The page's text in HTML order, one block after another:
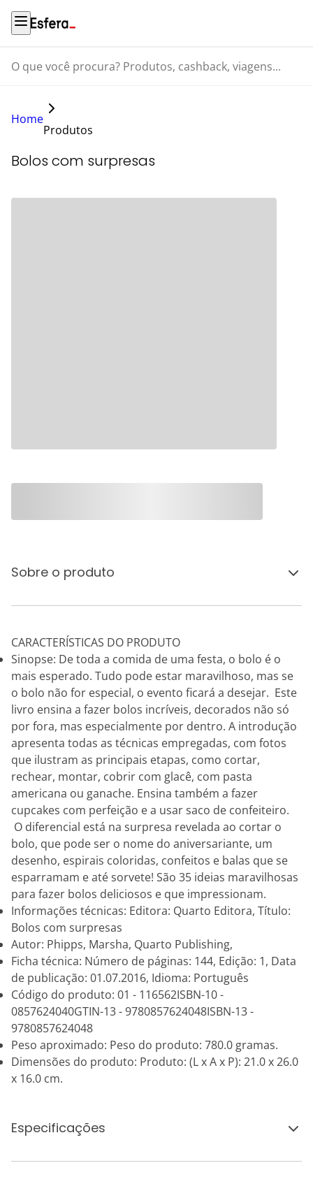
O que você procura? Produtos, cashback, viagens...
Home
Produtos
Bolos com surpresas
Sobre o produto
CARACTERÍSTICAS DO PRODUTO
Sinopse: De toda a comida de uma festa, o bolo é o
mais esperado. Tudo pode estar maravilhoso, mas se
o bolo não for especial, o evento ficará a desejar. Este
livro ensina a fazer bolos incríveis, decorados não só
por fora, mas especialmente por dentro. A introdução
apresenta todas as técnicas empregadas, com fotos
que ilustram as principais etapas, como cortar,
rechear, montar, cobrir com glacê, com pasta
americana ou ganache. Ensina também a fazer
cupcakes com perfeição e a usar saco de confeiteiro.
O diferencial está na surpresa revelada ao cortar o
bolo, que pode ser o nome do aniversariante, um
desenho, espirais coloridas, confeitos e balas que se
esparramam e até sorvete! São 35 ideias maravilhosas
para fazer bolos deliciosos e que impressionam.
Informações técnicas: Editora: Quarto Editora, Título:
Bolos com surpresas
Autor: Phipps, Marsha, Quarto Publishing,
Ficha técnica: Número de páginas: 144, Edição: 1, Data
de publicação: 01.07.2016, Idioma: Português
Código do produto: 01 - 116562ISBN-10 -
0857624040GTIN-13 - 9780857624048ISBN-13 -
9780857624048
Peso aproximado: Peso do produto: 780.0 gramas.
Dimensões do produto: Produto: (L x A x P): 21.0 x 26.0
x 16.0 cm.
Especificações